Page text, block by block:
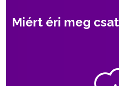
Miért éri meg